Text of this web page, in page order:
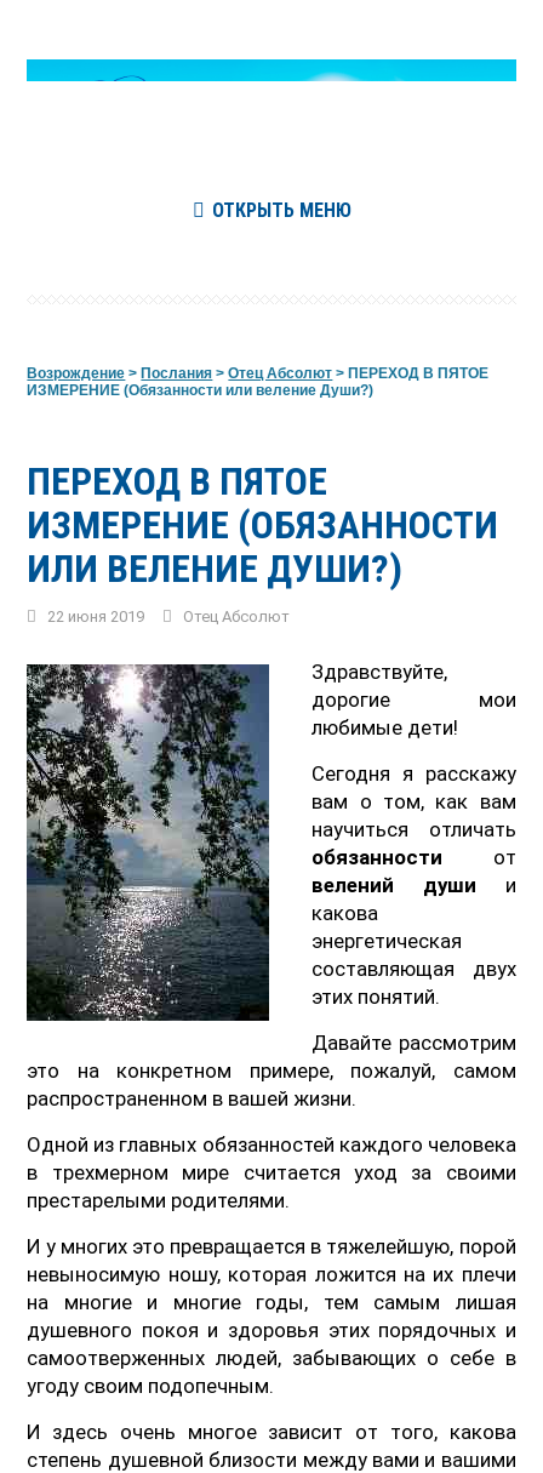
ОТКРЫТЬ МЕНЮ
Возрождение >Послания >Отец Абсолют >ПЕРЕХОД В ПЯТОЕ
ИЗМЕРЕНИЕ (Обязанности или веление Души?)
ПЕРЕХОД В ПЯТОЕ
ИЗМЕРЕНИЕ (ОБЯЗАННОСТИ
ИЛИ ВЕЛЕНИЕ ДУШИ?)
22 июня 2019 Отец Абсолют
Здравствуйте,
дорогие мои
любимые дети!
Сегодня я расскажу
вам о том, как вам
научиться отличать
обязанности от
велений души и
какова
энергетическая
составляющая двух
этих понятий.
Давайте рассмотрим
это на конкретном примере, пожалуй, самом
распространенном в вашей жизни.
Одной из главных обязанностей каждого человека
в трехмерном мире считается уход за своими
престарелыми родителями.
И у многих это превращается в тяжелейшую, порой
невыносимую ношу, которая ложится на их плечи
на многие и многие годы, тем самым лишая
душевного покоя и здоровья этих порядочных и
самоотверженных людей, забывающих о себе в
угоду своим подопечным.
И здесь очень многое зависит от того, какова
степень душевной близости между вами и вашими